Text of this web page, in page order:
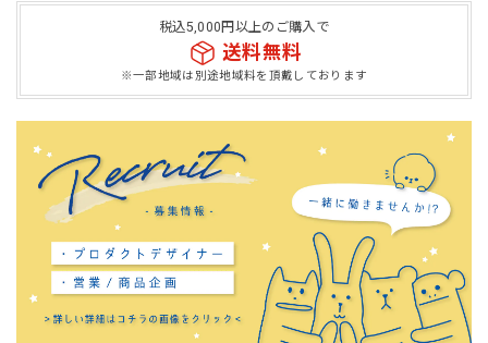
税込5,000円以上のご購入で
送料無料
※一部地域は別途地域料を頂戴しております